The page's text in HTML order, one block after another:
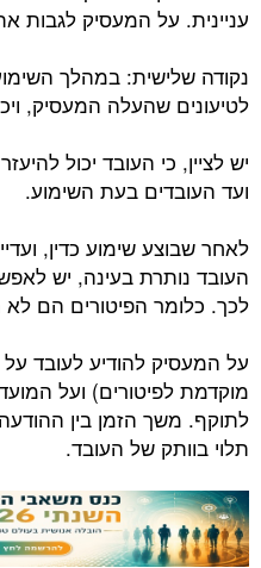
עניינית. על המעסיק לגבות
נקודה שלישית: במהלך
לטיעונים שהעלה המעסיק,
יש לציין, כי העובד יכול
ועד העובדים בעת השימוע.
לאחר שבוצע שימוע כדין,
העובד נותרת בעינה, יש
לכך. כלומר הפיטורים הם לא
על המעסיק להודיע לעובד
מוקדמת לפיטורים) ועל
לתוקף. משך הזמן בין
תלוי בוותק של העובד.